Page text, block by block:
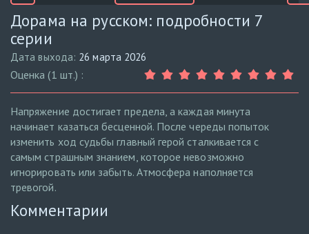
Дорама на русском: подробности 7
серии
Дата выхода: 26 марта 2026
Оценка (1 шт.) :
Напряжение достигает предела, а каждая минута
начинает казаться бесценной. После череды попыток
изменить ход судьбы главный герой сталкивается с
самым страшным знанием, которое невозможно
игнорировать или забыть. Атмосфера наполняется
тревогой.
Комментарии